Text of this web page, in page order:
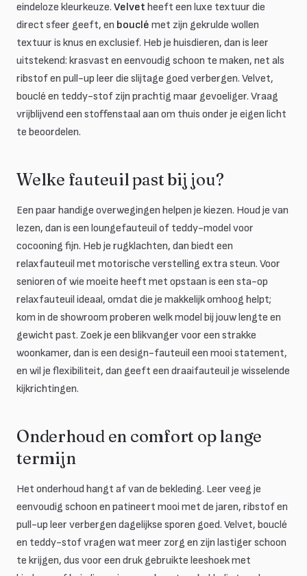
eindeloze kleurkeuze. Velvet heeft een luxe textuur die
direct sfeer geeft, en bouclé met zijn gekrulde wollen
textuur is knus en exclusief. Heb je huisdieren, dan is leer
uitstekend: krasvast en eenvoudig schoon te maken, net als
ribstof en pull-up leer die slijtage goed verbergen. Velvet,
bouclé en teddy-stof zijn prachtig maar gevoeliger. Vraag
vrijblijvend een stoffenstaal aan om thuis onder je eigen licht
te beoordelen.
Welke fauteuil past bij jou?
Een paar handige overwegingen helpen je kiezen. Houd je van
lezen, dan is een loungefauteuil of teddy-model voor
cocooning fijn. Heb je rugklachten, dan biedt een
relaxfauteuil met motorische verstelling extra steun. Voor
senioren of wie moeite heeft met opstaan is een sta-op
relaxfauteuil ideaal, omdat die je makkelijk omhoog helpt;
kom in de showroom proberen welk model bij jouw lengte en
gewicht past. Zoek je een blikvanger voor een strakke
woonkamer, dan is een design-fauteuil een mooi statement,
en wil je flexibiliteit, dan geeft een draaifauteuil je wisselende
kijkrichtingen.
Onderhoud en comfort op lange
termijn
Het onderhoud hangt af van de bekleding. Leer veeg je
eenvoudig schoon en patineert mooi met de jaren, ribstof en
pull-up leer verbergen dagelijkse sporen goed. Velvet, bouclé
en teddy-stof vragen wat meer zorg en zijn lastiger schoon
te krijgen, dus voor een druk gebruikte leeshoek met